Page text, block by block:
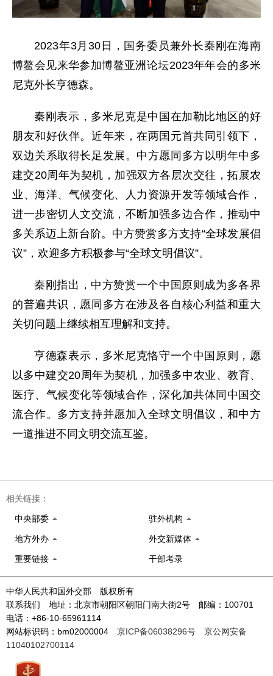
2023年3月30日，国务委员兼外长秦刚在海南
博鳌会见来华参加博鳌亚洲论坛2023年年会的多米
尼克外长亨德森。
秦刚表示，多米尼克是中国在加勒比地区的好
朋友和好伙伴。近年来，在两国元首共同引领下，
双边关系取得长足发展。中方愿同多方以明年中多
建交20周年为契机，加强双方各层次交往，拓展农
业、海洋、气候变化、人力资源开发等领域合作，
进一步密切人文交流，不断加强多边合作，推动中
多关系迈上新台阶。中方赞赏多方支持“全球发展倡
议”，欢迎多方积极参与“全球文明倡议”。
秦刚指出，中方赞赏一个中国原则成为多各界
的普遍共识，愿同多方在涉及各自核心利益和重大
关切问题上继续相互理解和支持。
亨德森表示，多米尼克恪守一个中国原则，愿
以多中建交20周年为契机，加强多中农业、教育、
医疗、气候变化等领域合作，深化加共体同中国交
流合作。多方支持并愿加入全球文明倡议，和中方
一道推进不同文明交流互鉴。
相关链接：
中央部委 驻外机构
地方外办 外交新媒体
重要链接 干部考录
中华人民共和国外交部 版权所有
联系我们 地址：北京市朝阳区朝阳门南大街2号 邮编：100701
电话：+86-10-65961114
网站标识码：bm02000004 京ICP备06038296号
京公网安备
11040102700114